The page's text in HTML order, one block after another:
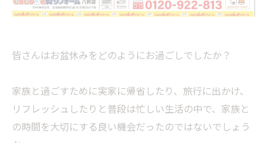
皆さんはお盆休みをどのようにお過ごしでしたか？
家族と過ごすために実家に帰省したり、旅行に出かけ、
リフレッシュしたりと普段は忙しい生活の中で、家族と
の時間を大切にする良い機会だったのではないでしょう